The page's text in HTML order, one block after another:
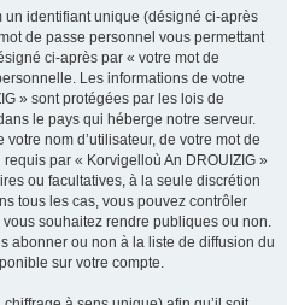
un identifiant unique (désigné ci-après
de passe personnel vous permettant
ci-après par « votre mot de
Les informations de votre
» sont protégées par les lois de
le pays qui héberge notre serveur.
nom d’utilisateur, de votre mot de
par « Korvigelloù An DROUIZIG »
ou facultatives, à la seule discrétion
tous les cas, vous pouvez contrôler
souhaitez rendre publiques ou non.
abonner ou non à la liste de diffusion du
sur votre compte.